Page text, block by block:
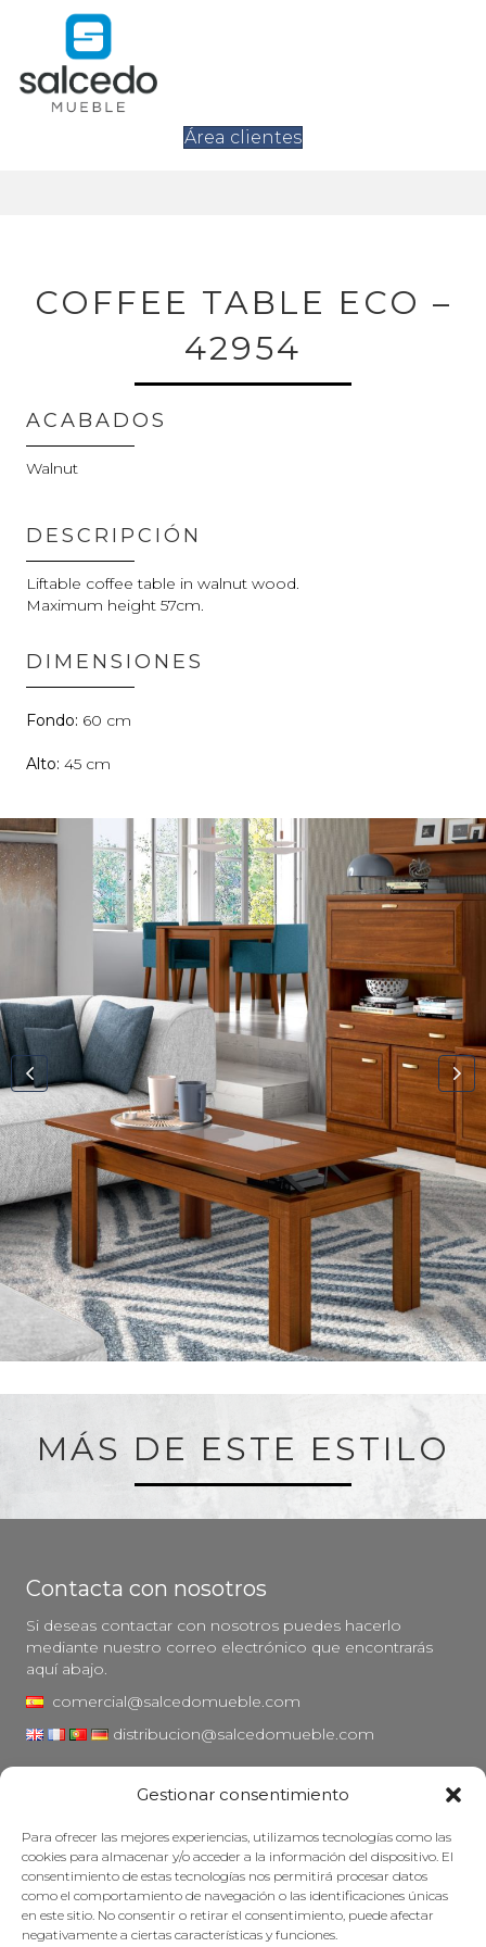
Gestionar consentimiento
Para ofrecer las mejores experiencias, utilizamos tecnologías como las
cookies para almacenar y/o acceder a la información del dispositivo. El
consentimiento de estas tecnologías nos permitirá procesar datos
como el comportamiento de navegación o las identificaciones únicas
en este sitio. No consentir o retirar el consentimiento, puede afectar
negativamente a ciertas características y funciones.
Área clientes
COFFEE TABLE ECO –
42954
ACABADOS
Walnut
DESCRIPCIÓN
Liftable coffee table in walnut wood.
Maximum height 57cm.
DIMENSIONES
60
45
MÁS DE ESTE ESTILO
Contacta con nosotros
Si deseas contactar con nosotros puedes hacerlo
mediante nuestro correo electrónico que encontrarás
aquí abajo.
comercial@salcedomueble.com
distribucion@salcedomueble.com
Aviso legal
Política de privacidad
Política de cookies